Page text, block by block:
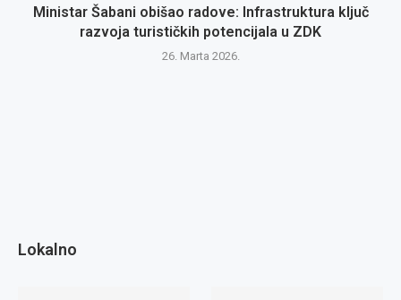
Ministar Šabani obišao radove: Infrastruktura ključ
razvoja turističkih potencijala u ZDK
26. Marta 2026.
Lokalno